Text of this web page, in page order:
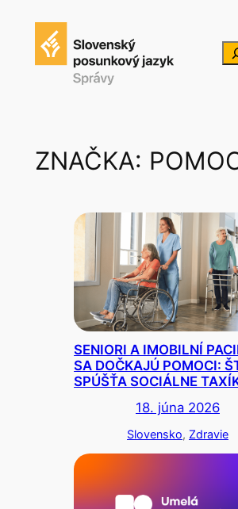
ZNAČKA:
SENIORI A IMOBILNÍ
SA DOČKAJÚ POMOCI:
SPÚŠŤA SOCIÁLNE
18. júna 2026
Slovensko, Zdravie